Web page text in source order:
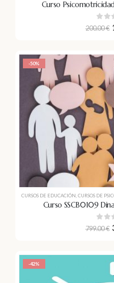
Curso
0
200.00€
-50%
CURSOS DE EDUCACIÓN CURSOS DE
Curso SSCB0109
0
799.00€
-42%